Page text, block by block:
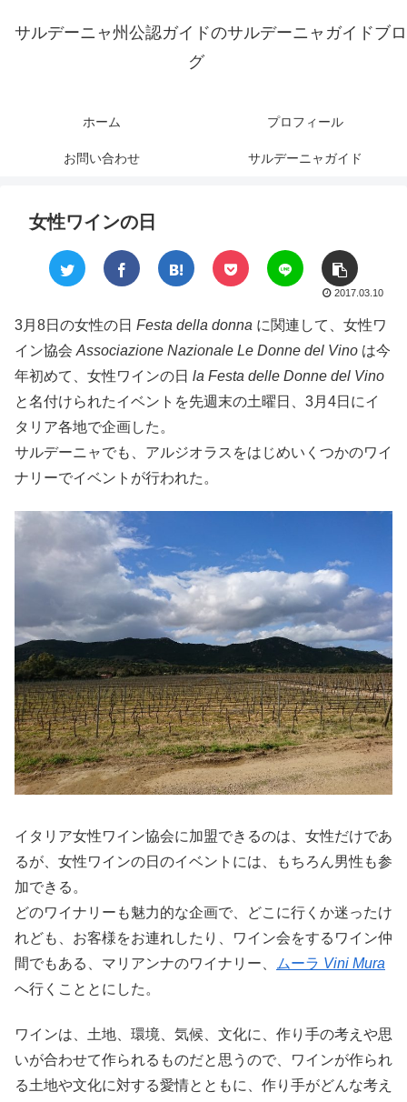
サルデーニャ州公認ガイドのサルデーニャガイドブロ
グ
ホーム プロフィール
お問い合わせ サルデーニャガイド
女性ワインの日
2017.03.10
3月8日の女性の日 Festa della donna に関連して、女性ワ
イン協会 Associazione Nazionale Le Donne del Vino は今
年初めて、女性ワインの日 la Festa delle Donne del Vino
と名付けられたイベントを先週末の土曜日、3月4日にイ
タリア各地で企画した。
サルデーニャでも、アルジオラスをはじめいくつかのワイ
ナリーでイベントが行われた。
イタリア女性ワイン協会に加盟できるのは、女性だけであ
るが、女性ワインの日のイベントには、もちろん男性も参
加できる。
どのワイナリーも魅力的な企画で、どこに行くか迷ったけ
れども、お客様をお連れしたり、ワイン会をするワイン仲
間でもある、マリアンナのワイナリー、
ムーラ Vini Mura
へ行くこととにした。
ワインは、土地、環境、気候、文化に、作り手の考えや思
いが合わせて作られるものだと思うので、ワインが作られ
る土地や文化に対する愛情とともに、作り手がどんな考え